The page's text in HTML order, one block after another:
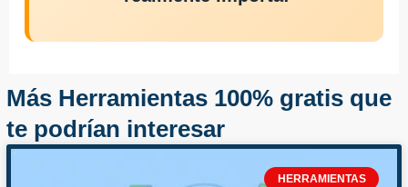
Más Herramientas 100% gratis que
te podrían interesar
HERRAMIENTAS